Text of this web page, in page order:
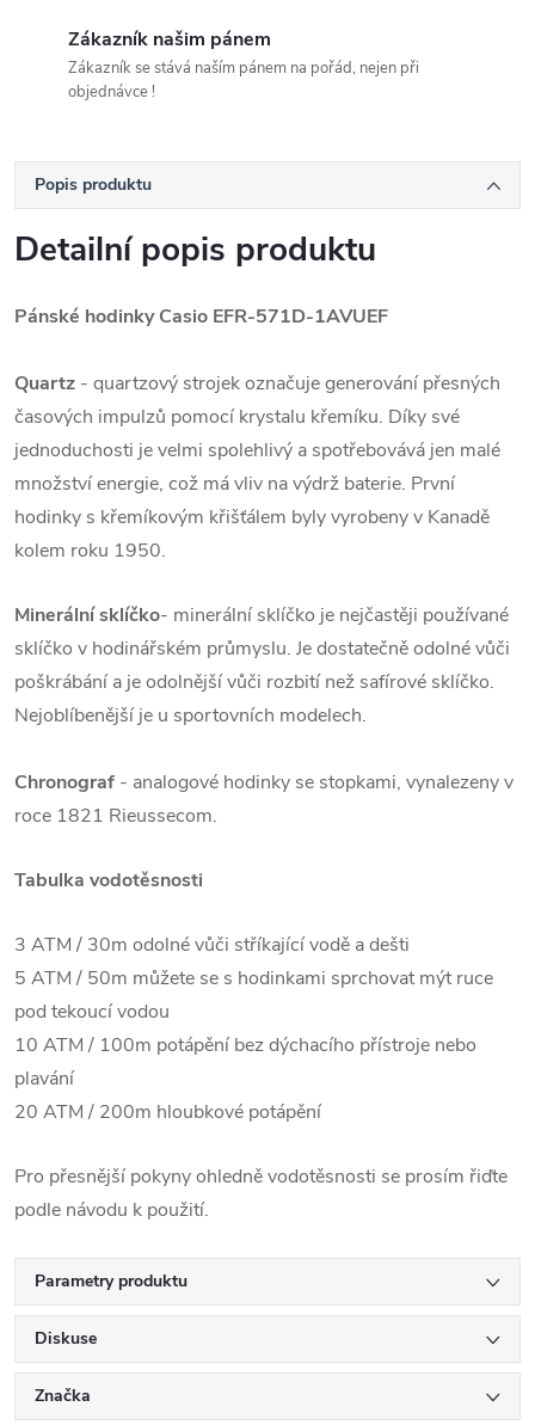
Zákazník našim pánem
Zákazník se stává naším pánem na pořád, nejen při
objednávce !
Popis produktu
Detailní popis produktu
Pánské hodinky Casio EFR-571D-1AVUEF
Quartz - quartzový strojek označuje generování přesných
časových impulzů pomocí krystalu křemíku. Díky své
jednoduchosti je velmi spolehlivý a spotřebovává jen malé
množství energie, což má vliv na výdrž baterie. První
hodinky s křemíkovým křišťálem byly vyrobeny v Kanadě
kolem roku 1950.
Minerální sklíčko- minerální sklíčko je nejčastěji používané
sklíčko v hodinářském průmyslu. Je dostatečně odolné vůči
poškrábání a je odolnější vůči rozbití než safírové sklíčko.
Nejoblíbenější je u sportovních modelech.
Chronograf - analogové hodinky se stopkami, vynalezeny v
roce 1821 Rieussecom.
Tabulka vodotěsnosti
3 ATM / 30m odolné vůči stříkající vodě a dešti
5 ATM / 50m můžete se s hodinkami sprchovat mýt ruce
pod tekoucí vodou
10 ATM / 100m potápění bez dýchacího přístroje nebo
plavání
20 ATM / 200m hloubkové potápění
Pro přesnější pokyny ohledně vodotěsnosti se prosím řiďte
podle návodu k použití.
Parametry produktu
Diskuse
Značka